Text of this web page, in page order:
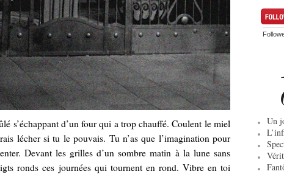
s’échappant d’un four qui a trop chauffé. Coulent le miel
lécher si tu le pouvais. Tu n’as que l’imagination pour
Devant les grilles d’un sombre matin à la lune sans
ronds ces journées qui tournent en rond. Vibre en toi
Un